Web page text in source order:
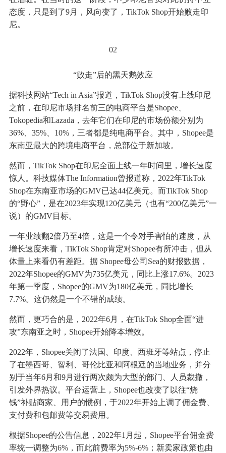
态度，只是到了9月，风向变了，TikTok Shop开始败走印
尼。
02
“败走”后的黑天鹅效应
据科技网站“Tech in Asia”报道，TikTok Shop没有上线印尼
之前，在印尼市场排名前三的电商平台是Shopee、
Tokopedia和Lazada，去年它们在印尼的市场份额分别为
36%、35%、10%，三者都是纯电商平台。其中，Shopee是
东南亚最大的跨境电商平台，总部位于新加坡。
然而，TikTok Shop在印尼全面上线一年时间里，增长速度
惊人。科技媒体The Information曾报道称，2022年TikTok
Shop在东南亚市场的GMV已达44亿美元。而TikTok Shop
的“野心”，是在2023年实现120亿美元（也有“200亿美元”一
说）的GMV目标。
一年业绩翻2倍乃至4倍，这是一个令对手害怕的速度，从
增长速度来看，TikTok Shop肯定对Shopee有所冲击，但从
体量上来看仍有差距。据 Shopee母公司Sea的财报数据，
2022年Shopee的GMV为735亿美元，同比上涨17.6%。2023
年第一季度，Shopee的GMV为180亿美元，同比增长
7.7%。这仍然是一个不错的成绩。
然而，更巧合的是，2022年6月，在TikTok Shop全面“进
攻”东南亚之时，Shopee开始降本增效。
2022年，Shopee关闭了法国、印度、西班牙等站点，停止
了在墨西哥、智利、哥伦比亚和阿根廷的当地业务，并分
别于当年6月和9月进行两次颇为大型的部门、人员裁撤，
引发外界热议。平台运营上，Shopee也改变了以往“烧
钱”补贴商家、用户的惯例，于2022年开始上调了佣金费、
支付费和包邮费等交易费用。
根据Shopee的公告信息，2022年1月起，Shopee平台佣金费
率统一调整为6%，而此前费率为5%-6%；新卖家政策也由